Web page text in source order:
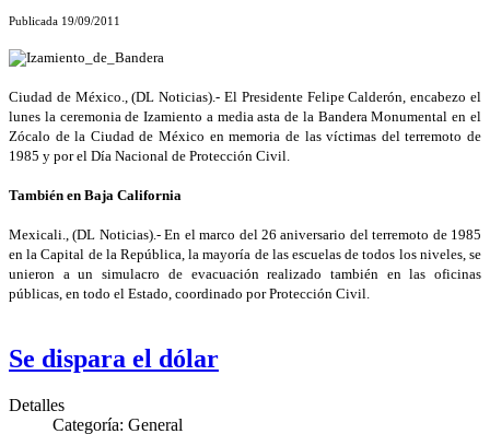
Publicada 19/09/2011
Ciudad de México., (DL Noticias).- El Presidente Felipe Calderón, encabezo el
lunes la ceremonia de Izamiento a media asta de la Bandera Monumental en el
Zócalo de la Ciudad de México en memoria de las víctimas del terremoto de
1985 y por el Día Nacional de Protección Civil.
También en Baja California
Mexicali., (DL Noticias).- En el marco del 26 aniversario del terremoto de 1985
en la Capital de la República, la mayoría de las escuelas de todos los niveles, se
unieron a un simulacro de evacuación realizado también en las oficinas
públicas, en todo el Estado, coordinado por Protección Civil.
Se dispara el dólar
Detalles
Categoría: General